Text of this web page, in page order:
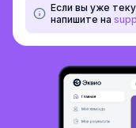
Если вы уже
напишите на